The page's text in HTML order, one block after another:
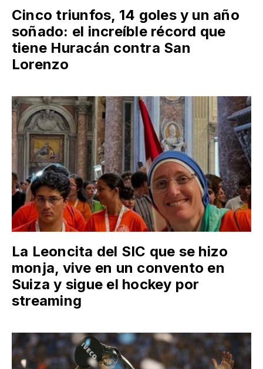
Cinco triunfos, 14 goles y un año
soñado: el increíble récord que
tiene Huracán contra San
Lorenzo
La Leoncita del SIC que se hizo
monja, vive en un convento en
Suiza y sigue el hockey por
streaming